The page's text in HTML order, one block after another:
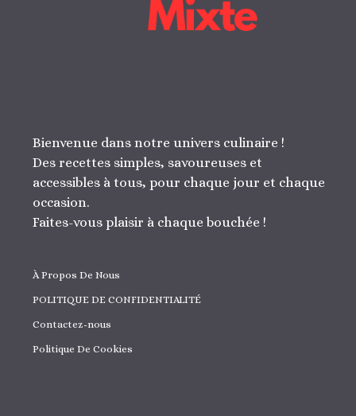
Bienvenue dans notre univers culinaire !
Des recettes simples, savoureuses et
accessibles à tous, pour chaque jour et chaque
occasion.
Faites-vous plaisir à chaque bouchée !
À Propos De Nous
POLITIQUE DE CONFIDENTIALITÉ
Contactez-nous
Politique De Cookies